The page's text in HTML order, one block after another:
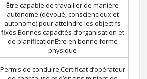
Être capable de travailler de manière
autonome (dévoué, consciencieux et
autonome) pour atteindre les objectifs
fixés.Bonnes capacités d’organisation et
de planificationÊtre en bonne forme
physique
Permis de conduire,Certificat d’opérateur